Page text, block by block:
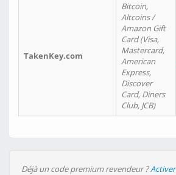
TakenKey.com
Bitcoin,
Altcoins /
Amazon Gift
Card (Visa,
Mastercard,
American
Express,
Discover
Card, Diners
Club, JCB)
Déjà un code premium revendeur ?